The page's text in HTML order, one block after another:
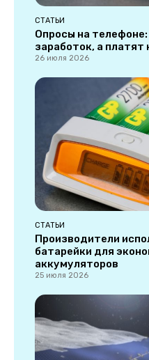
СТАТЬИ
Опросы на
заработок, а платят
26 июля 2026
СТАТЬИ
Производители
батарейки для
аккумуляторов
25 июля 2026